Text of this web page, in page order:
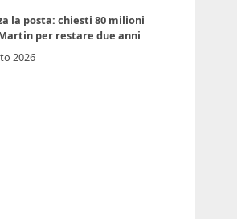
la posta: chiesti 80 milioni
per restare due anni
2026